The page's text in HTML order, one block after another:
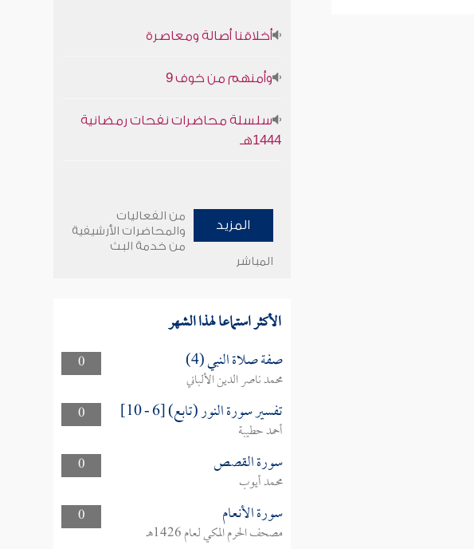
أخلاقنا أصالة ومعاصرة
وأمنهم من خوف 9
سلسلة محاضرات نفحات رمضانية
1444هـ
المزيد
من الفعاليات
والمحاضرات الأرشيفية
من خدمة البث
المباشر
الأكثر استماعا لهذا الشهر
0 صفة صلاة النبي (4)
محمد ناصر الدين الألباني
0
تفسير سورة النور (تابع) [6 - 10]
أحمد حطيبة
0
سورة القصص
محمد أيوب
0
سورة الأنعام
مصحف الحرم المكي لعام 1426هـ